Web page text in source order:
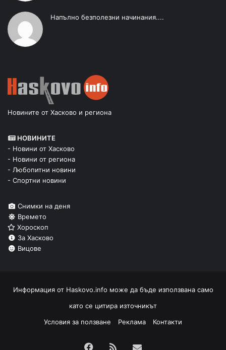
Напълно безполезни начинания....
Новините от Хасково и региона
НОВИНИТЕ
- Новини от Хасково
- Новини от региона
- Любопитни новини
- Спортни новини
Снимки на деня
Времето
Хороскоп
За Хасково
Вицове
Информация от Haskovo.info може да бъде използвана само
като се цитира източникът
Условия за ползване
Реклама Контакти
Facebook
RSS